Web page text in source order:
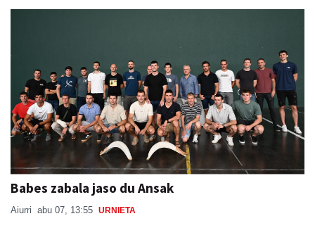
Babes zabala jaso du Ansak
Aiurri abu 07, 13:55 URNIETA